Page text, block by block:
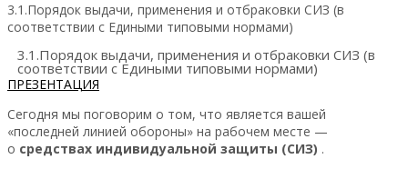
3.1.Порядок выдачи, применения и отбраковки СИЗ (в
соответствии с Едиными типовыми нормами)
3.1.Порядок выдачи, применения и отбраковки СИЗ (в
соответствии с Едиными типовыми нормами)
ПРЕЗЕНТАЦИЯ
Сегодня мы поговорим о том, что является вашей
«последней линией обороны» на рабочем месте —
о средствах индивидуальной защиты (СИЗ) .